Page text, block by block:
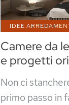
Camere da
e progetti
IDEE
Non ci
primo passo in